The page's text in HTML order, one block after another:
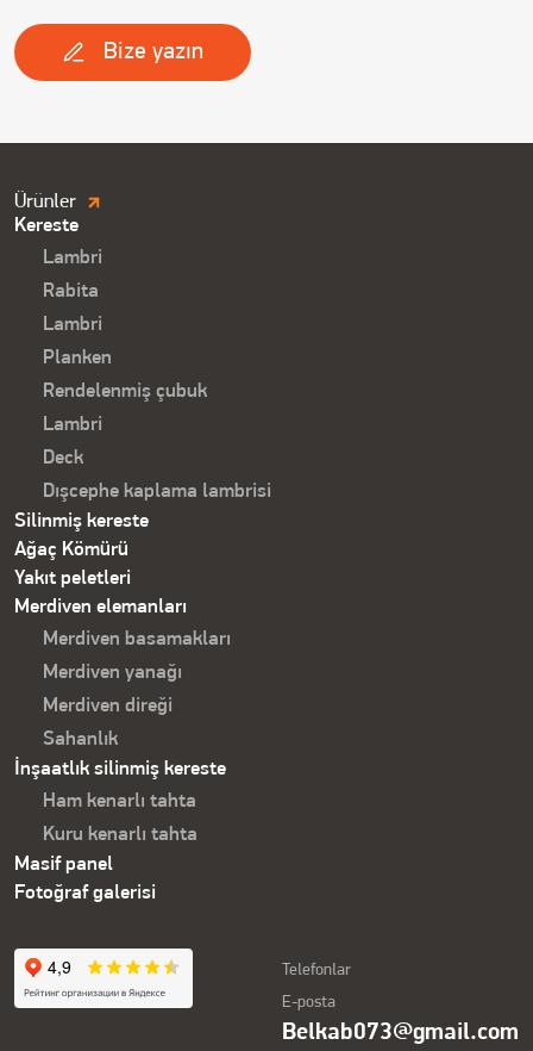
Bize yazın
Продукция.
Футер
Ürünler
Kereste
Lambri
Rabita
Lambri
Planken
Rendelenmiş çubuk
Lambri
Deck
Dışcephe kaplama lambrisi
Silinmiş kereste
Ağaç Kömürü
Yakıt peletleri
Merdiven elemanları
Merdiven basamakları
Merdiven yanağı
Merdiven direği
Sahanlık
İnşaatlık silinmiş kereste
Ham kenarlı tahta
Kuru kenarlı tahta
Masif panel
Fotoğraf galerisi
Telefonlar
E-posta
Belkab073@gmail.com